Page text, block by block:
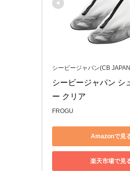
シービージャパン(CB
シービージャパン シ
ー クリア
FROGU
Amazonで見
楽天市場で見